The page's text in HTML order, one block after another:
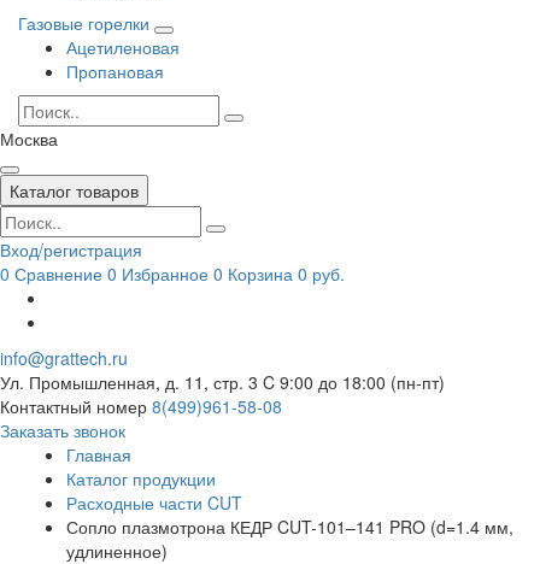
Газовые горелки
Ацетиленовая
Пропановая
Москва
Каталог товаров
Вход/регистрация
0 Сравнение 0 Избранное 0 Корзина 0 руб.
info@grattech.ru
Ул. Промышленная, д. 11, стр. 3 C 9:00 до 18:00 (пн-пт)
Контактный номер 8(499)961-58-08
Заказать звонок
Главная
Каталог продукции
Расходные части CUT
Сопло плазмотрона КЕДР CUT-101–141 PRO (d=1.4 мм,
удлиненное)